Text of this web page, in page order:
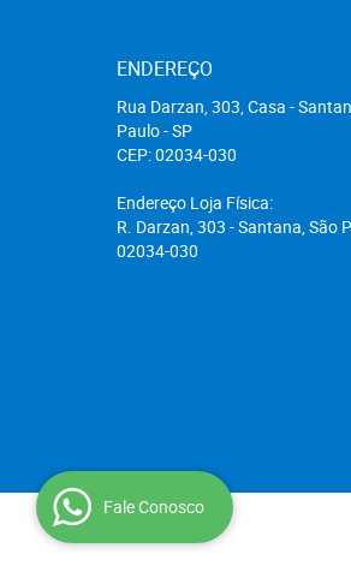
ENDEREÇO
Rua Darzan, 303, Casa -
Paulo-SP
CEP: 02034-030
Endereço Loja Física:
R. Darzan, 303 - Santana, São
02034-030
Fale Conosco